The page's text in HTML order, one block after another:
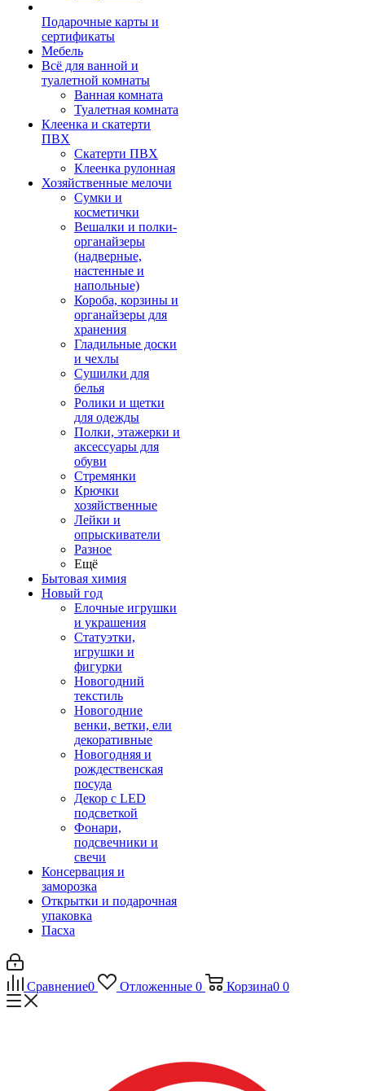
Подарочные карты и
сертификаты
Мебель
Всё для ванной и
туалетной комнаты
Ванная комната
Туалетная комната
Клеенка и скатерти
ПВХ
Скатерти ПВХ
Клеенка рулонная
Хозяйственные мелочи
Сумки и
косметички
Вешалки и полки-
органайзеры
(надверные,
настенные и
напольные)
Короба, корзины и
органайзеры для
хранения
Гладильные доски
и чехлы
Сушилки для
белья
Ролики и щетки
для одежды
Полки, этажерки и
аксессуары для
обуви
Стремянки
Крючки
хозяйственные
Лейки и
опрыскиватели
Разное
Ещё
Бытовая химия
Новый год
Елочные игрушки
и украшения
Статуэтки,
игрушки и
фигурки
Новогодний
текстиль
Новогодние
венки, ветки, ели
декоративные
Новогодняя и
рождественская
посуда
Декор с LED
подсветкой
Фонари,
подсвечники и
свечи
Консервация и
заморозка
Открытки и подарочная
упаковка
Пасха
Сравнение0 Отложенные 0 Корзина0 0